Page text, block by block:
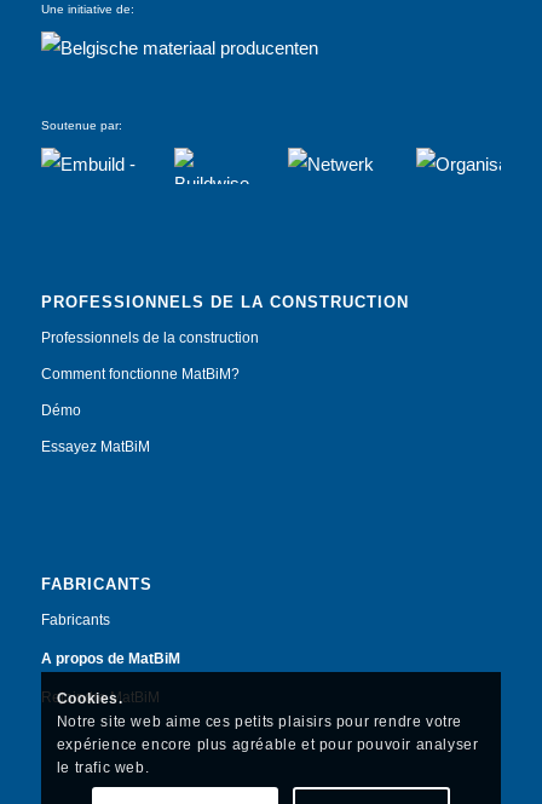
Une initiative de:
Soutenue par:
PROFESSIONNELS DE LA CONSTRUCTION
Professionnels de la construction
Comment fonctionne MatBiM?
Démo
Essayez MatBiM
FABRICANTS
Fabricants
A propos de MatBiM
Rejoindre MatBiM
Cookies.
Notre site web aime ces petits plaisirs pour rendre votre
expérience encore plus agréable et pour pouvoir analyser
le trafic web.